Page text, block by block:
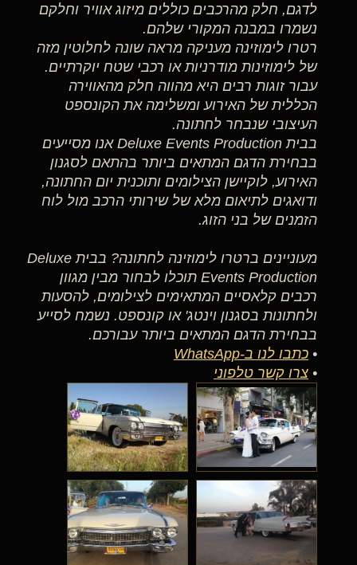
לדגם, חלק מהרכבים כוללים מיזוג אוויר וחלקם
נשמרו במבנה המקורי שלהם.
רטרו לימוזינה מעניקה מראה שונה לחלוטין מזה
של לימוזינות מודרניות או רכבי שטח יוקרתיים.
עבור זוגות רבים היא מהווה חלק מהאווירה
הכללית של האירוע ומשלימה את הקונספט
העיצובי שנבחר לחתונה.
בבית Deluxe Events Production אנו מסייעים
בבחירת הדגם המתאים ביותר בהתאם לסגנון
האירוע, לוקיישן הצילומים ותוכנית יום החתונה,
ודואגים לתיאום מלא של שירותי הרכב מול לוח
הזמנים של בני הזוג.
מעוניינים ברטרו לימוזינה לחתונה? בבית Deluxe
Events Production תוכלו לבחור מבין מגוון
רכבים קלאסיים המתאימים לצילומים, להסעות
ולחתונות בסגנון וינטג' או קונספט. נשמח לסייע
בבחירת הדגם המתאים ביותר עבורכם.
• כתבו לנו ב-WhatsApp
• צרו קשר טלפוני